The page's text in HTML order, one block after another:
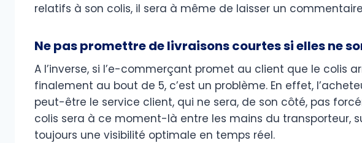
relatifs à son colis, il sera à même de laisser un
Ne pas promettre de livraisons courtes si elles ne
A l’inverse, si l’e-commerçant promet au client que le colis
finalement au bout de 5, c’est un problème. En effet,
peut-être le service client, qui ne sera, de son côté, pas
colis sera à ce moment-là entre les mains du transporteur,
toujours une visibilité optimale en temps réel.